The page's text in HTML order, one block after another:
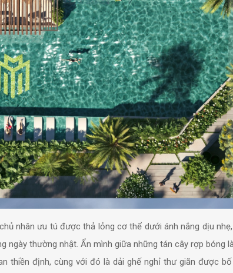
nhân ưu tú được thả lỏng cơ thể dưới ánh nắng dịu nhẹ,
ngày thường nhật. Ẩn mình giữa những tán cây rợp bóng
thiền định, cùng với đó là dải ghế nghỉ thư giãn được